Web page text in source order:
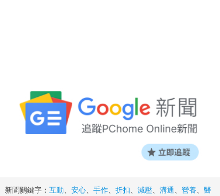
新聞關鍵字： 互動 安心 手作 折扣 減壓 溝通 營養
醫